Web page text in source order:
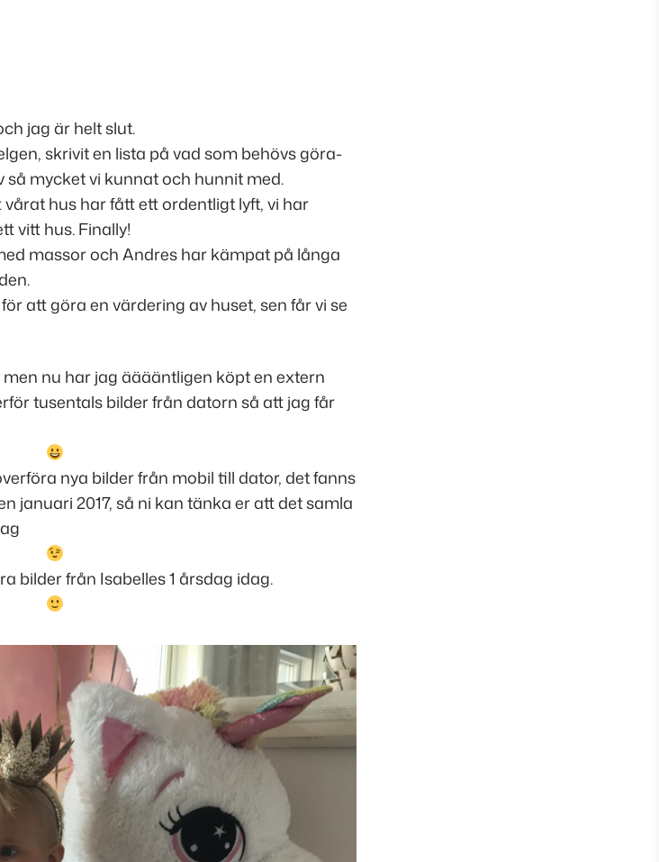
jag är helt slut.
skrivit en lista på vad som behövs göra-
mycket vi kunnat och hunnit med.
hus har fått ett ordentligt lyft, vi har
vitt hus. Finally!
massor och Andres har kämpat på långa
att göra en värdering av huset, sen får vi se
nu har jag ääääntligen köpt en extern
tusentals bilder från datorn så att jag får
nya bilder från mobil till dator, det fanns
januari 2017, så ni kan tänka er att det samla
bilder från Isabelles 1 årsdag idag.